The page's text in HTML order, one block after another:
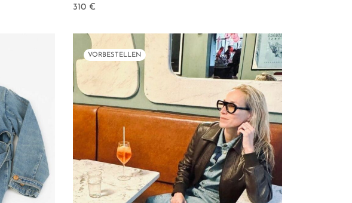
310 €
VORBESTELLEN